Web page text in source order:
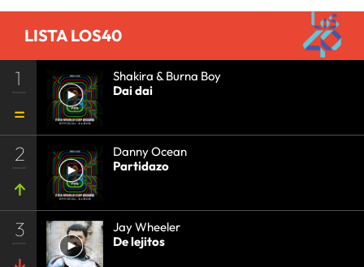
COMUNICACIÓN•COMUNICACIÓN•
LISTA LOS40
1
Shakira & Burna Boy
Dai dai
2
Danny Ocean
Partidazo
3
Jay Wheeler
De lejitos